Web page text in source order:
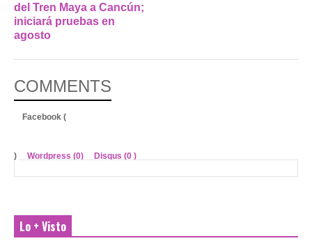
del Tren Maya a Cancún;
iniciará pruebas en
agosto
COMMENTS
Facebook (
) Wordpress (0) Disqus (0 )
Lo + Visto